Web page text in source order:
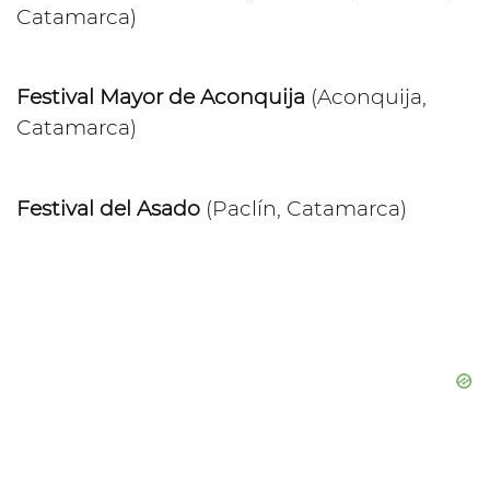
Catamarca)
Festival Mayor de Aconquija (Aconquija,
Catamarca)
Festival del Asado (Paclín, Catamarca)